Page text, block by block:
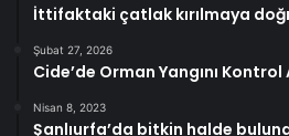
İttifaktaki çatlak kırılmaya
Şubat 27, 2026
Cide’de Orman Yangını Kontrol
Nisan 8, 2023
Şanlıurfa’da bitkin halde